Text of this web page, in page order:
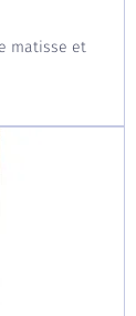
matisse et